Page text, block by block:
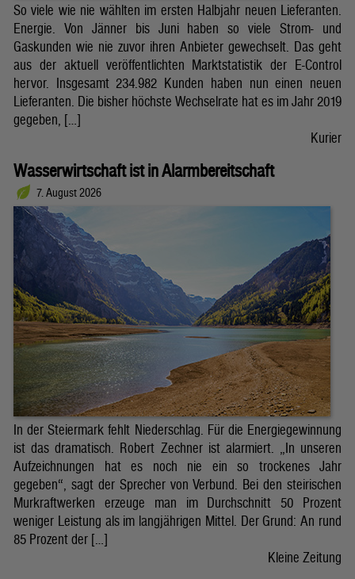
So viele wie nie wählten im ersten Halbjahr neuen Lieferanten.
Energie. Von Jänner bis Juni haben so viele Strom- und
Gaskunden wie nie zuvor ihren Anbieter gewechselt. Das geht
aus der aktuell veröffentlichten Marktstatistik der E-Control
hervor. Insgesamt 234.982 Kunden haben nun einen neuen
Lieferanten. Die bisher höchste Wechselrate hat es im Jahr 2019
gegeben, […]
Kurier
Wasserwirtschaft ist in Alarmbereitschaft
7. August 2026
In der Steiermark fehlt Niederschlag. Für die Energiegewinnung
ist das dramatisch. Robert Zechner ist alarmiert. „In unseren
Aufzeichnungen hat es noch nie ein so trockenes Jahr
gegeben“, sagt der Sprecher von Verbund. Bei den steirischen
Murkraftwerken erzeuge man im Durchschnitt 50 Prozent
weniger Leistung als im langjährigen Mittel. Der Grund: An rund
85 Prozent der […]
Kleine Zeitung